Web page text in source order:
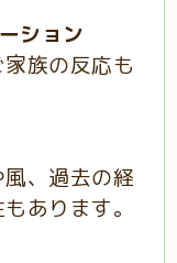
ション
族の反応も
、過去の経
あります。